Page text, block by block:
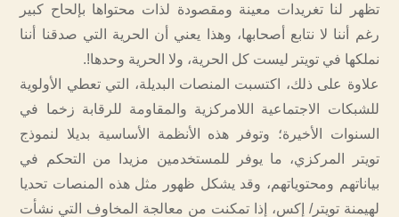
تظهر لنا تغريدات معينة ومقصودة لذات محتواها بإلحاح كبير
رغم أننا لا نتابع أصحابها، وهذا يعني أن الحرية التي صدقنا أننا
نملكها في تويتر ليست كل الحرية، ولا الحرية وحدها!.
علاوة على ذلك، اكتسبت المنصات البديلة، التي تعطي الأولوية
للشبكات الاجتماعية اللامركزية والمقاومة للرقابة زخما في
السنوات الأخيرة؛ وتوفر هذه الأنظمة الأساسية بديلا لنموذج
تويتر المركزي، ما يوفر للمستخدمين مزيدا من التحكم في
بياناتهم ومحتوياتهم، وقد يشكل ظهور مثل هذه المنصات تحديا
لهيمنة تويتر/ إكس، إذا تمكنت من معالجة المخاوف التي نشأت